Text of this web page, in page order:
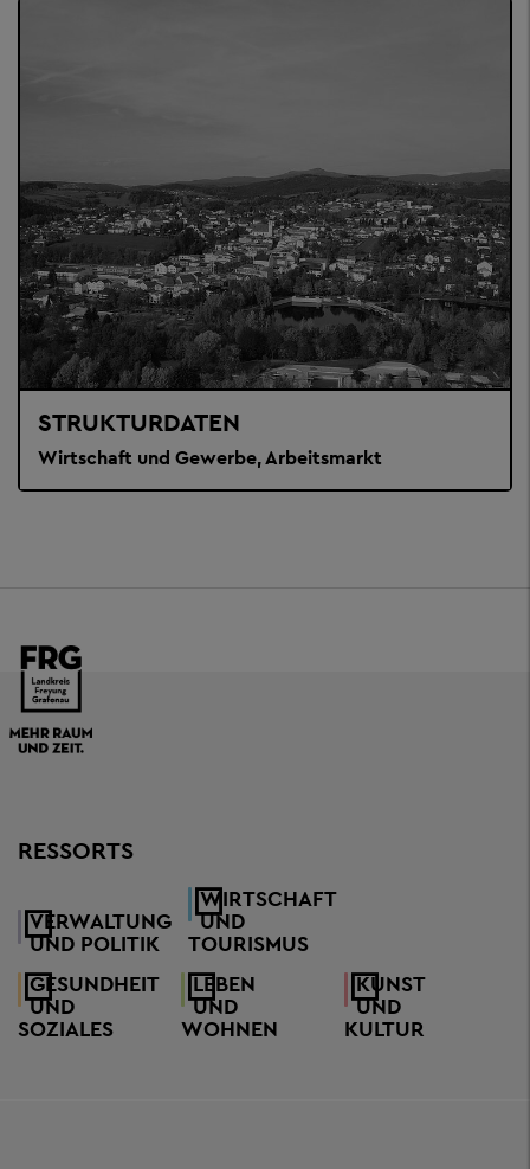
STRUKTURDATEN
Wirtschaft und Gewerbe, Arbeitsmarkt
RESSORTS
VERWALTUNG
UND POLITIK
WIRTSCHAFT
UND
TOURISMUS
GESUNDHEIT
UND
SOZIALES
LEBEN
UND
WOHNEN
KUNST
UND
KULTUR